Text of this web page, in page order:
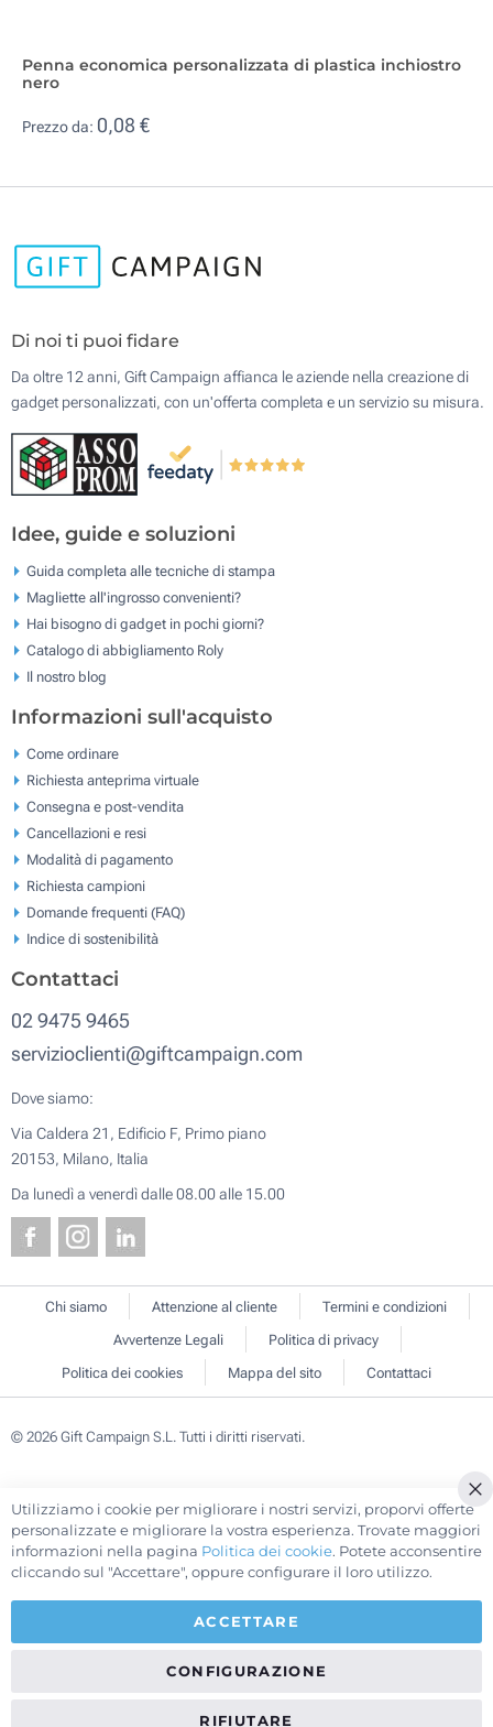
Penna economica personalizzata di plastica inchiostro
nero
Prezzo da: 0,08 €
Di noi ti puoi fidare
Da oltre 12 anni, Gift Campaign affianca le aziende nella creazione di
gadget personalizzati, con un'offerta completa e un servizio su misura.
Idee, guide e soluzioni
Guida completa alle tecniche di stampa
Magliette all'ingrosso convenienti?
Hai bisogno di gadget in pochi giorni?
Catalogo di abbigliamento Roly
Il nostro blog
Informazioni sull'acquisto
Come ordinare
Richiesta anteprima virtuale
Consegna e post-vendita
Cancellazioni e resi
Modalità di pagamento
Richiesta campioni
Domande frequenti (FAQ)
Indice di sostenibilità
Contattaci
02 9475 9465
servizioclienti@giftcampaign.com
Dove siamo:
Via Caldera 21, Edificio F, Primo piano
20153, Milano, Italia
Da lunedì a venerdì dalle 08.00 alle 15.00
Chi siamo Attenzione al cliente
Termini e condizioni
Avvertenze Legali
Politica di privacy
Politica dei cookies
Mappa del sito Contattaci
© 2026 Gift Campaign S.L. Tutti i diritti riservati.
Utilizziamo i cookie per migliorare i nostri servizi, proporvi offerte
personalizzate e migliorare la vostra esperienza. Trovate maggiori
informazioni nella pagina Politica dei cookie. Potete acconsentire
cliccando sul "Accettare", oppure configurare il loro utilizzo.
ACCETTARE
CONFIGURAZIONE
RIFIUTARE